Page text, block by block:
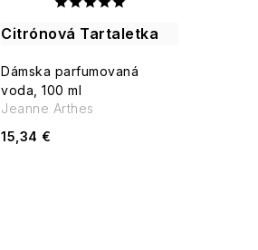
Citrónová Tartaletka
Dámska parfumovaná
voda, 100 ml
15,34 €
Jeanne Arthes